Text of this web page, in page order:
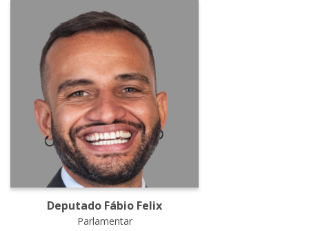
Deputado Fábio Felix
Parlamentar